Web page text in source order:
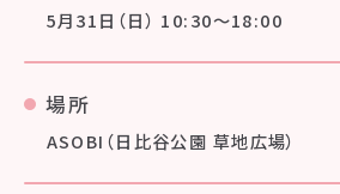
5月31日（日） 10:30〜18:00
場所
ASOBI（日比谷公園 草地広場）